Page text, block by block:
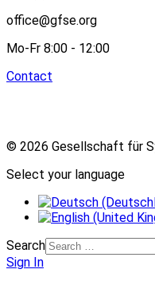
office@gfse.org
Mo-Fr 8:00 - 12:00
Contact
© 2026 Gesellschaft für
Select your language
Search
Sign In